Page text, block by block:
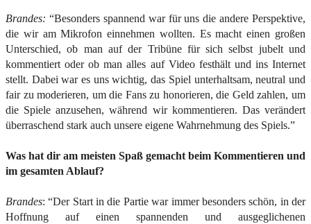
Brandes: “Besonders spannend war für uns die andere Perspektive,
die wir am Mikrofon einnehmen wollten. Es macht einen großen
Unterschied, ob man auf der Tribüne für sich selbst jubelt und
kommentiert oder ob man alles auf Video festhält und ins Internet
stellt. Dabei war es uns wichtig, das Spiel unterhaltsam, neutral und
fair zu moderieren, um die Fans zu honorieren, die Geld zahlen, um
die Spiele anzusehen, während wir kommentieren. Das verändert
überraschend stark auch unsere eigene Wahrnehmung des Spiels.”
Was hat dir am meisten Spaß gemacht beim Kommentieren und
im gesamten Ablauf?
Brandes: “Der Start in die Partie war immer besonders schön, in der
Hoffnung auf einen spannenden und ausgeglichenen